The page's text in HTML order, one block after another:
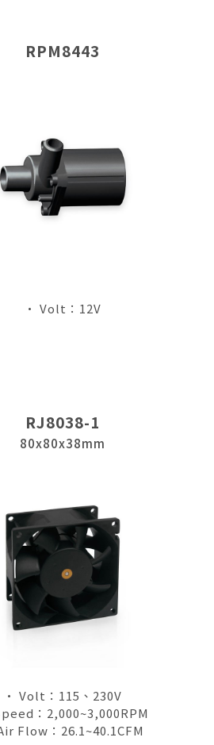
RPM8443
• Volt：12V
RJ8038-1
80x80x38mm
• Volt：115、230V
：2,000~3,000RPM
Flow：26.1~40.1CFM